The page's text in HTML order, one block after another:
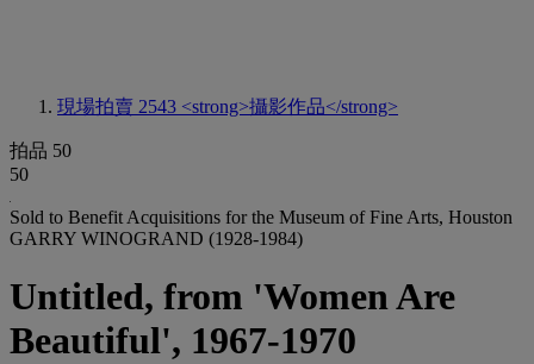
現場拍賣 2543 <strong>攝影作品</strong>
拍品 50
50
Sold to Benefit Acquisitions for the Museum of Fine Arts, Houston
GARRY WINOGRAND (1928-1984)
Untitled, from 'Women Are
Beautiful', 1967-1970